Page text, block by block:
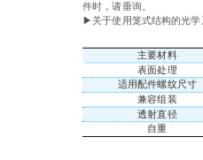
件时，请垂询。
▶关于使用笼式结构的光学
主要材料
表面处理
适用配件螺纹尺寸
兼容组装
透射直径
自重